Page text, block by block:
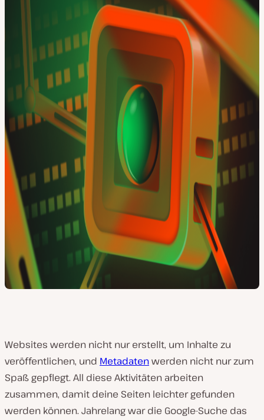
Websites werden nicht nur erstellt, um Inhalte zu
veröffentlichen, und Metadatenwerden nicht nur zum
Spaß gepflegt. All diese Aktivitäten arbeiten
zusammen, damit deine Seiten leichter gefunden
werden können. Jahrelang war die Google-Suche das